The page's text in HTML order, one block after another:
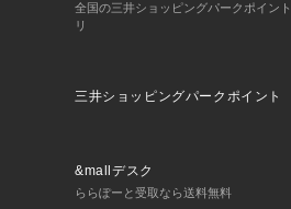
全国の三井ショッピングパークポイン
リ
三井ショッピングパークポイント
&mallデスク
ららぽーと受取なら送料無料